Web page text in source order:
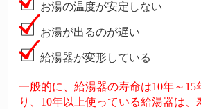
お湯の温度が安定しない
お湯が出るのが遅い
給湯器が変形している
一般的に、給湯器の寿命は10年～15
り、10年以上使っている給湯器は、